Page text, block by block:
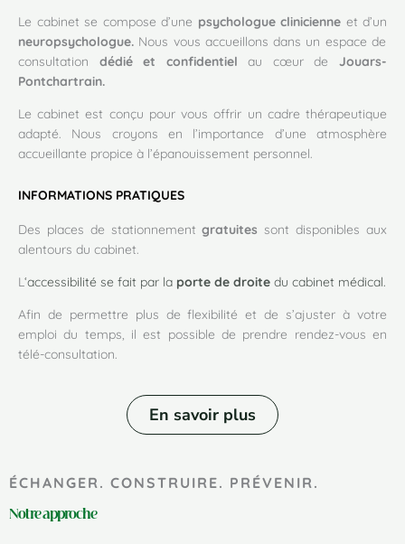
Le cabinet se compose d’une psychologue clinicienne et d’un
neuropsychologue. Nous vous accueillons dans un espace de
consultation dédié et confidentielau cœur de Jouars-
Pontchartrain.
Le cabinet est conçu pour vous offrir un cadre thérapeutique
adapté. Nous croyons en l’importance d’une atmosphère
accueillante propice à l’épanouissement personnel.
INFORMATIONS PRATIQUES
Des places de stationnementgratuites sont disponibles aux
alentours du cabinet.
L‘accessibilité se fait par la porte de droite du cabinet médical.
Afin de permettre plus de flexibilité et de s’ajuster à votre
emploi du temps, il est possible de prendre rendez-vous en
télé-consultation.
En savoir plus
ÉCHANGER. CONSTRUIRE. PRÉVENIR.
Notre approche